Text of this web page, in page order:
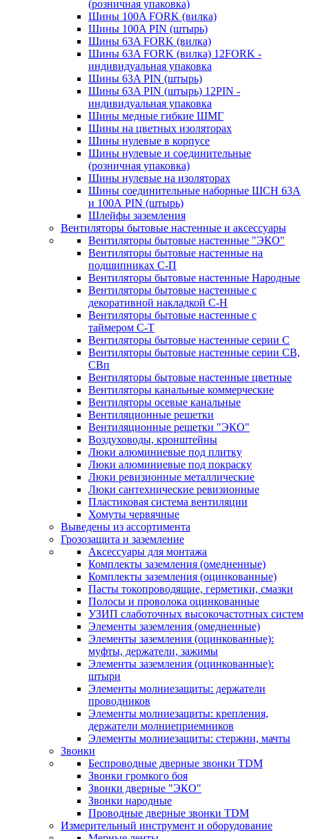
(розничная упаковка)
Шины 100A FORK (вилка)
Шины 100A PIN (штырь)
Шины 63A FORK (вилка)
Шины 63A FORK (вилка) 12FORK -
индивидуальная упаковка
Шины 63A PIN (штырь)
Шины 63A PIN (штырь) 12PIN -
индивидуальная упаковка
Шины медные гибкие ШМГ
Шины на цветных изоляторах
Шины нулевые в корпусе
Шины нулевые и соединительные
(розничная упаковка)
Шины нулевые на изоляторах
Шины соединительные наборные ШСН 63A
и 100А PIN (штырь)
Шлейфы заземления
Вентиляторы бытовые настенные и аксессуары
Вентиляторы бытовые настенные "ЭКО"
Вентиляторы бытовые настенные на
подшипниках С-П
Вентиляторы бытовые настенные Народные
Вентиляторы бытовые настенные с
декоративной накладкой С-Н
Вентиляторы бытовые настенные с
таймером С-Т
Вентиляторы бытовые настенные серии С
Вентиляторы бытовые настенные серии СВ,
СВп
Вентиляторы бытовые настенные цветные
Вентиляторы канальные коммерческие
Вентиляторы осевые канальные
Вентиляционные решетки
Вентиляционные решетки "ЭКО"
Воздуховоды, кронштейны
Люки алюминиевые под плитку
Люки алюминиевые под покраску
Люки ревизионные металлические
Люки сантехнические ревизионные
Пластиковая система вентиляции
Хомуты червячные
Выведены из ассортимента
Грозозащита и заземление
Аксессуары для монтажа
Комплекты заземления (омедненные)
Комплекты заземления (оцинкованные)
Пасты токопроводящие, герметики, смазки
Полосы и проволока оцинкованные
УЗИП слаботочных высокочастотных систем
Элементы заземления (омедненные)
Элементы заземления (оцинкованные):
муфты, держатели, зажимы
Элементы заземления (оцинкованные):
штыри
Элементы молниезащиты: держатели
проводников
Элементы молниезащиты: крепления,
держатели молниеприемников
Элементы молниезащиты: стержни, мачты
Звонки
Беспроводные дверные звонки TDM
Звонки громкого боя
Звонки дверные "ЭКО"
Звонки народные
Проводные дверные звонки TDM
Измерительный инструмент и оборудование